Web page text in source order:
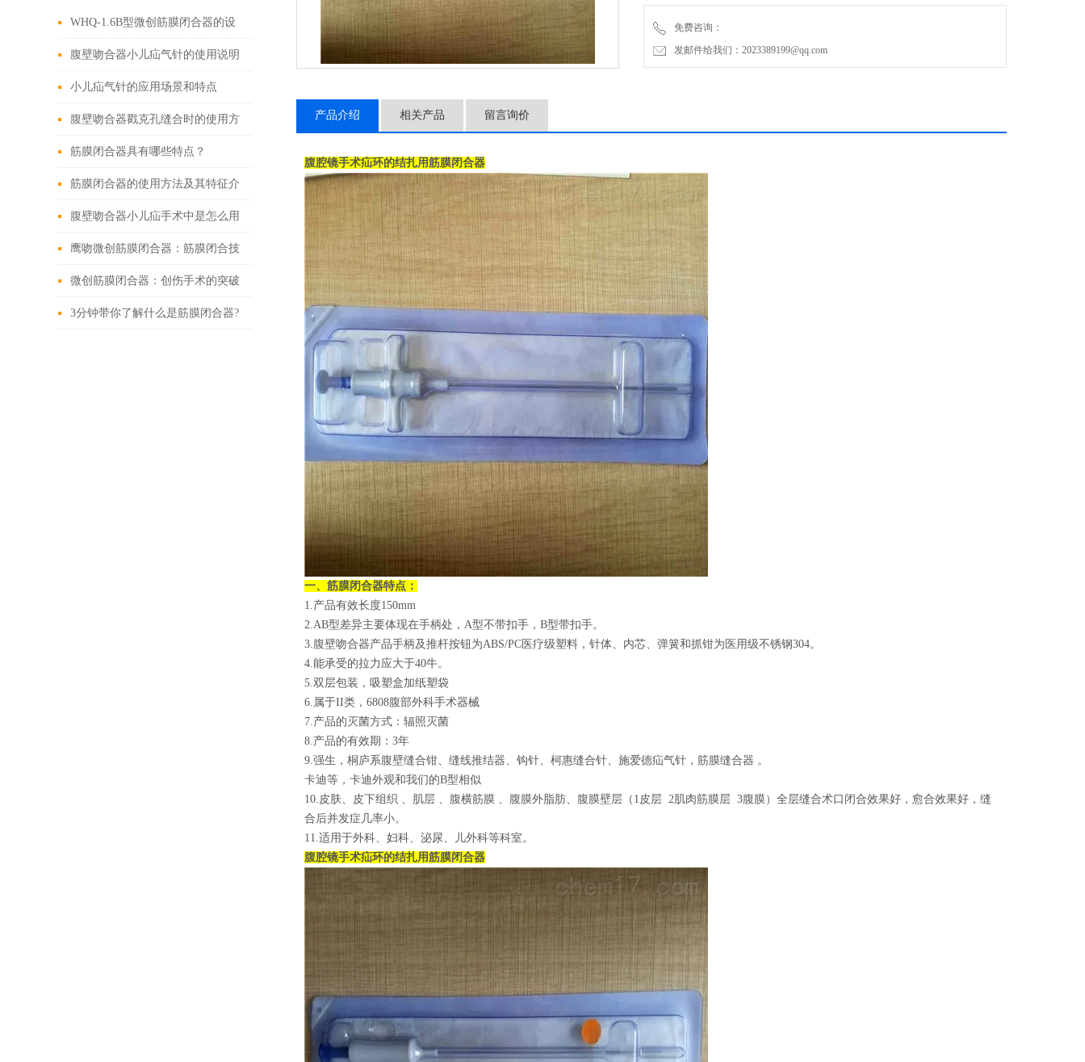
WHQ-1.6B型微创筋膜闭合器的设
计原理与应用
腹壁吻合器小儿疝气针的使用说明
小儿疝气针的应用场景和特点
腹壁吻合器戳克孔缝合时的使用方
法
筋膜闭合器具有哪些特点？
筋膜闭合器的使用方法及其特征介
绍
腹壁吻合器小儿疝手术中是怎么用
的
鹰吻微创筋膜闭合器：筋膜闭合技
术大突破
微创筋膜闭合器：创伤手术的突破
性进展
3分钟带你了解什么是筋膜闭合器?
免费咨询：
发邮件给我们：2023389199@qq.com
产品介绍 相关产品 留言询价
腹腔镜手术疝环的结扎用筋膜闭合器
一、 筋膜闭合器特点：
1.产品有效长度150mm
2.AB型差异主要体现在手柄处，A型不带扣手，B型带扣手。
3.腹壁吻合器产品手柄及推杆按钮为ABS/PC医疗级塑料，针体、内芯、弹簧和抓钳为医用级不锈钢304。
4.能承受的拉力应大于40牛。
5.双层包装，吸塑盒加纸塑袋
6.属于II类，6808腹部外科手术器械
7.产品的灭菌方式：辐照灭菌
8.产品的有效期：3年
9.强生，桐庐系腹壁缝合钳、缝线推结器、钩针、柯惠缝合针、施爱德疝气针，筋膜缝合器 。
卡迪等，卡迪外观和我们的B型相似
10.皮肤、皮下组织 、肌层 、腹横筋膜 、腹膜外脂肪、腹膜壁层（1皮层 2肌肉筋膜层 3腹膜）全层缝合术口闭合效果好，愈合效果好，缝
合后并发症几率小。
11.适用于外科、妇科、泌尿、儿外科等科室。
腹腔镜手术疝环的结扎用筋膜闭合器